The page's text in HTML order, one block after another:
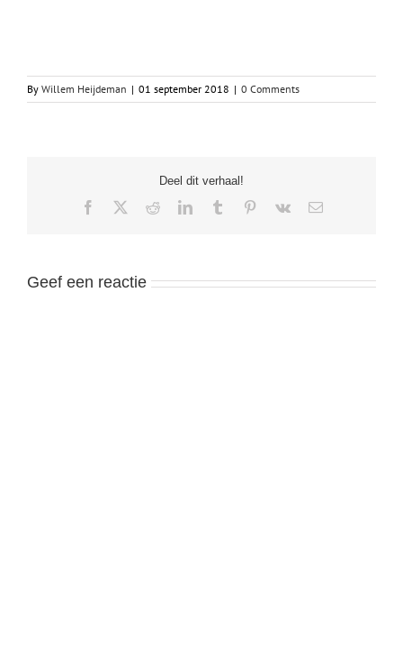
By Willem Heijdeman | 01 september 2018 | 0 Comments
Deel dit verhaal!
Facebook RedditLinkedInTumblr Pinterest
Vk Email
Geef een reactie